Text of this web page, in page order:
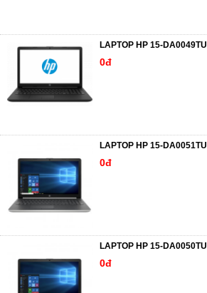
LAPTOP HP 15-DA0049TU
0đ
LAPTOP HP 15-DA0051TU
0đ
LAPTOP HP 15-DA0050TU
0đ